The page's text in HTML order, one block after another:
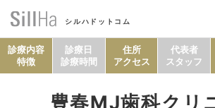
シルハドットコム
診療内容
特徴
診療日
診療時間
住所
アクセス
代表者
スタッフ
豊春MJ歯科クリ